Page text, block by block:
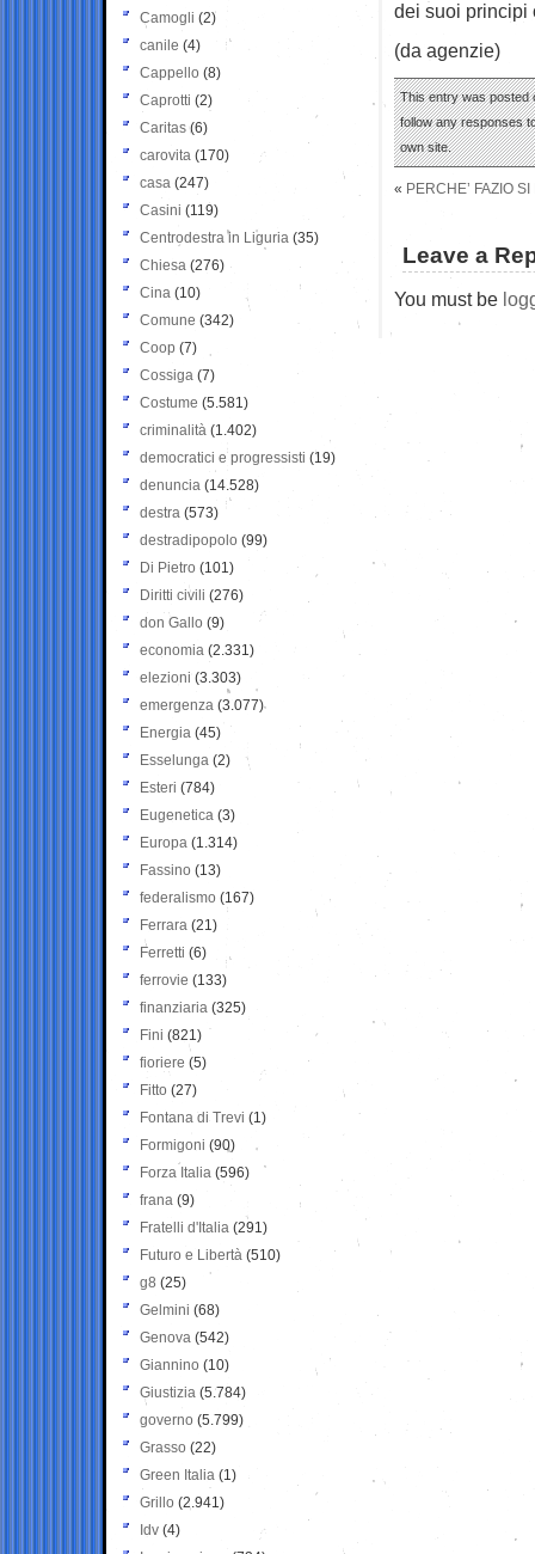
dei suoi principi
(da agenzie)
This entry was posted
follow any responses
own site.
« PERCHE’ FAZIO
Leave a
You must be
Camogli (2)
canile (4)
Cappello (8)
Caprotti (2)
Caritas (6)
carovita (170)
casa (247)
Casini (119)
Centrodestra in Liguria (35)
Chiesa (276)
Cina (10)
Comune (342)
Coop (7)
Cossiga (7)
Costume (5.581)
criminalità (1.402)
democratici e progressisti (19)
denuncia (14.528)
destra (573)
destradipopolo (99)
Di Pietro (101)
Diritti civili (276)
don Gallo (9)
economia (2.331)
elezioni (3.303)
emergenza (3.077)
Energia (45)
Esselunga (2)
Esteri (784)
Eugenetica (3)
Europa (1.314)
Fassino (13)
federalismo (167)
Ferrara (21)
Ferretti (6)
ferrovie (133)
finanziaria (325)
Fini (821)
fioriere (5)
Fitto (27)
Fontana di Trevi (1)
Formigoni (90)
Forza Italia (596)
frana (9)
Fratelli d'Italia (291)
Futuro e Libertà (510)
g8 (25)
Gelmini (68)
Genova (542)
Giannino (10)
Giustizia (5.784)
governo (5.799)
Grasso (22)
Green Italia (1)
Grillo (2.941)
Idv (4)